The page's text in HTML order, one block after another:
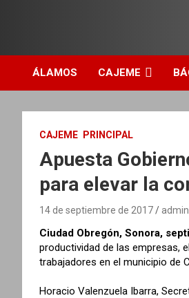
ÁLAMOS CAJEME
CAJEME PRINCIPAL
Apuesta
para elevar la
14 de septiembre de 2017
Ciudad Obregón, Sonora,
productividad de las empresas,
trabajadores en el municipio de
Horacio Valenzuela Ibarra,